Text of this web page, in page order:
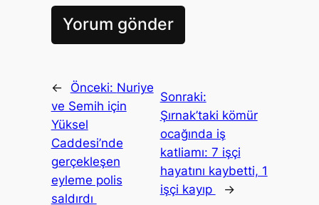
← Önceki: Nuriye
ve Semih için
Yüksel
Caddesi’nde
gerçekleşen
eyleme polis
saldırdı
Sonraki:
Şırnak’taki kömür
ocağında iş
katliamı: 7 işçi
hayatını kaybetti, 1
işçi kayıp
→